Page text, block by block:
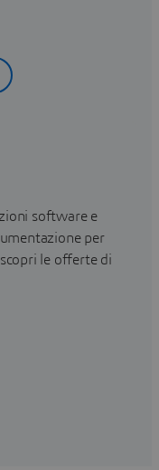
software e
per
le offerte di